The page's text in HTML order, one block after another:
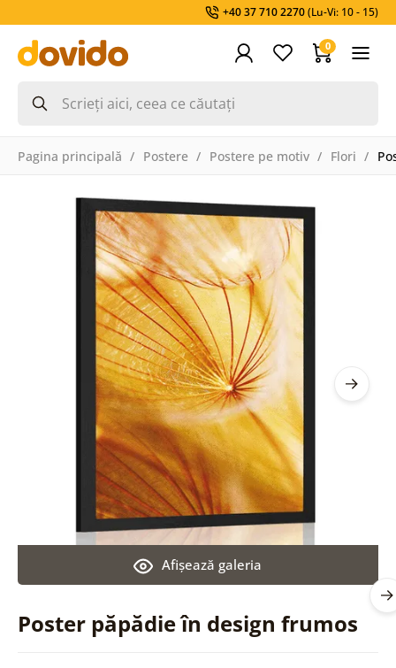
+40 37 710 2270(Lu-Vi: 10 - 15)
0
Pagina principală Postere Postere pe motiv Flori
Poster păpădie în design frumos
Afişează galeria